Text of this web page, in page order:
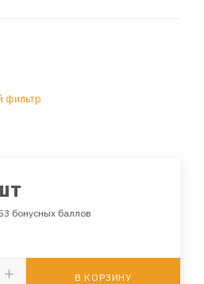
фильтр
бонусных баллов
В КОРЗИНУ